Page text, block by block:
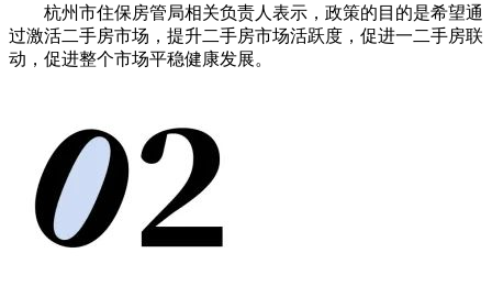
杭州市住保房管局相关负责人表示，政策的目的是希望通
过激活二手房市场，提升二手房市场活跃度，促进一二手房联
动，促进整个市场平稳健康发展。